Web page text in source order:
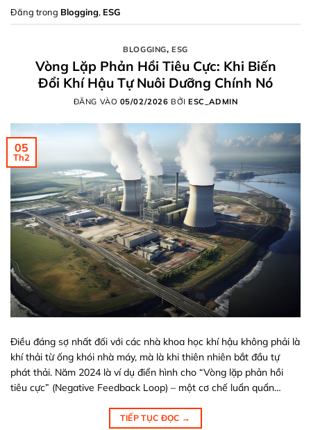
Đăng trong Blogging, ESG
BLOGGING, ESG
Vòng Lặp Phản Hồi Tiêu Cực: Khi Biến
Đổi Khí Hậu Tự Nuôi Dưỡng Chính Nó
ĐĂNG VÀO 05/02/2026 BỞIESC_ADMIN
05
Th2
Điều đáng sợ nhất đối với các nhà khoa học khí hậu không phải là
khí thải từ ống khói nhà máy, mà là khi thiên nhiên bắt đầu tự
phát thải. Năm 2024 là ví dụ điển hình cho “Vòng lặp phản hồi
tiêu cực” (Negative Feedback Loop) – một cơ chế luẩn quẩn…
TIẾP TỤC ĐỌC →